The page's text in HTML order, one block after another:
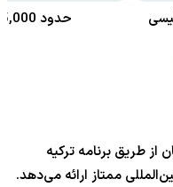
حدود 75,000 لیر
از طریق برنامه ترکیه
ممتاز ارائه می‌دهد.